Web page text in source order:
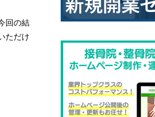
回の結
ただけ